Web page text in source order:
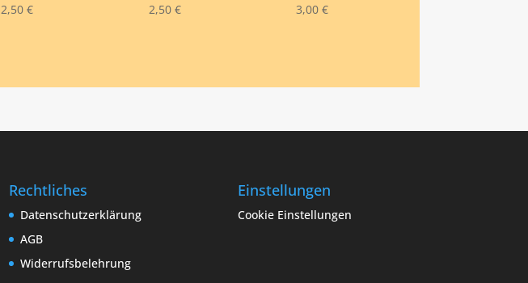
2,50 € 2,50 € 3,00€
Rechtliches
Datenschutzerklärung
AGB
Widerrufsbelehrung
Einstellungen
Cookie Einstellungen